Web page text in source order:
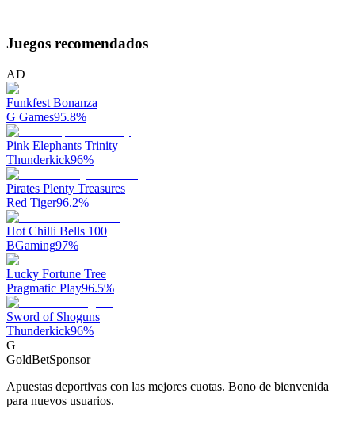
Juegos recomendados
AD
Funkfest Bonanza
G Games95.8%
Pink Elephants Trinity
Thunderkick96%
Pirates Plenty Treasures
Red Tiger96.2%
Hot Chilli Bells 100
BGaming97%
Lucky Fortune Tree
Pragmatic Play96.5%
Sword of Shoguns
Thunderkick96%
G
GoldBetSponsor
Apuestas deportivas con las mejores cuotas. Bono de bienvenida
para nuevos usuarios.